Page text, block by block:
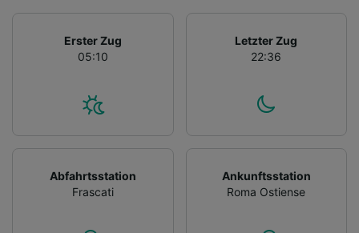
Erster Zug
05:10
Letzter Zug
22:36
Abfahrtsstation
Frascati
Ankunftsstation
Roma Ostiense